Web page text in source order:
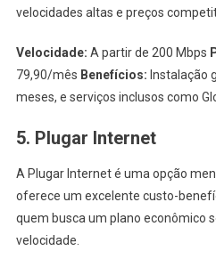
velocidades altas e preços
Velocidade: A partir de 200 Mbps
79,90/mês Benefícios: Instalação
meses, e serviços inclusos como
5. Plugar Internet
A Plugar Internet é uma opção
oferece um excelente custo-
quem busca um plano econômico
velocidade.